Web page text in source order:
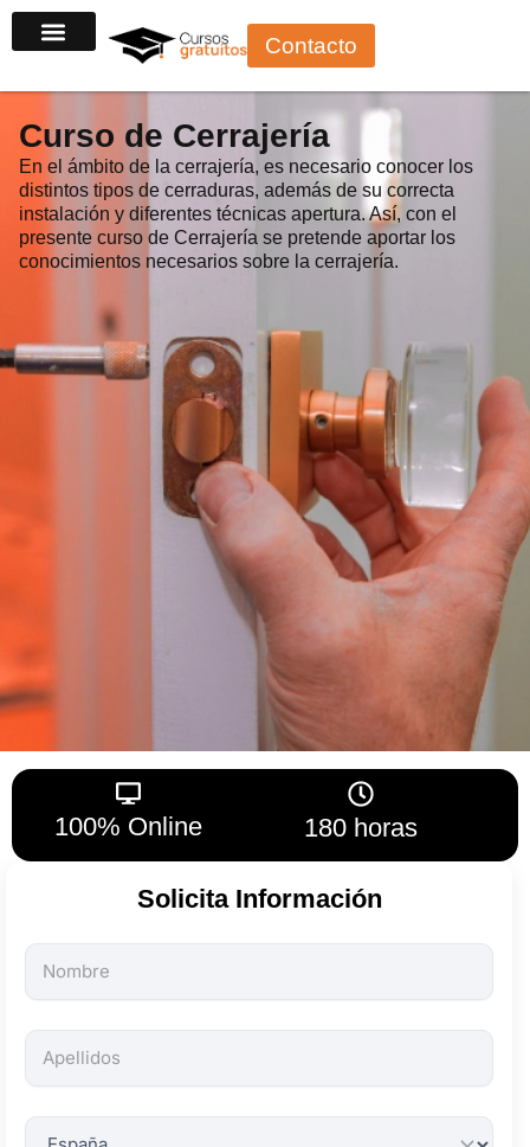
al
Contacto
Curso de Cerrajería
En el ámbito de la cerrajería, es necesario conocer los
distintos tipos de cerraduras, además de su correcta
instalación y diferentes técnicas apertura. Así, con el
presente curso de Cerrajería se pretende aportar los
conocimientos necesarios sobre la cerrajería.
100% Online 180 horas
Solicita Información
Todos
los
son
obligatorios.